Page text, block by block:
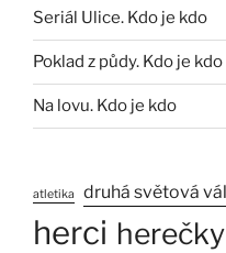
Seriál Ulice. Kdo je kdo
Poklad z půdy. Kdo je kdo
Na lovu. Kdo je kdo
atletika druhá světová
herci herečky